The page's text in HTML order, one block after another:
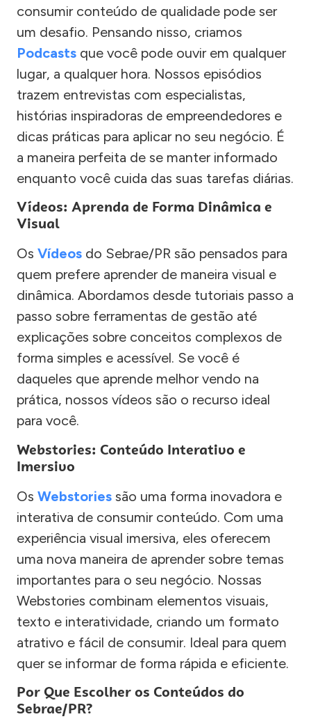
consumir conteúdo de qualidade pode ser
um desafio. Pensando nisso, criamos
Podcasts que você pode ouvir em qualquer
lugar, a qualquer hora. Nossos episódios
trazem entrevistas com especialistas,
histórias inspiradoras de empreendedores e
dicas práticas para aplicar no seu negócio. É
a maneira perfeita de se manter informado
enquanto você cuida das suas tarefas diárias.
Vídeos: Aprenda de Forma Dinâmica e
Visual
Os Vídeos do Sebrae/PR são pensados para
quem prefere aprender de maneira visual e
dinâmica. Abordamos desde tutoriais passo a
passo sobre ferramentas de gestão até
explicações sobre conceitos complexos de
forma simples e acessível. Se você é
daqueles que aprende melhor vendo na
prática, nossos vídeos são o recurso ideal
para você.
Webstories: Conteúdo Interativo e
Imersivo
Os Webstories são uma forma inovadora e
interativa de consumir conteúdo. Com uma
experiência visual imersiva, eles oferecem
uma nova maneira de aprender sobre temas
importantes para o seu negócio. Nossas
Webstories combinam elementos visuais,
texto e interatividade, criando um formato
atrativo e fácil de consumir. Ideal para quem
quer se informar de forma rápida e eficiente.
Por Que Escolher os Conteúdos do
Sebrae/PR?